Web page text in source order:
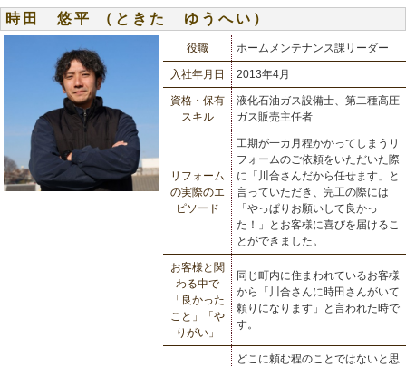
時田 悠平 （ときた ゆうへい）
役職 ホームメンテナンス課リーダー
入社年月日 2013年4月
資格・保有
スキル
液化石油ガス設備士、第二種高圧
ガス販売主任者
リフォーム
の実際のエ
ピソード
工期が一カ月程かかってしまうリ
フォームのご依頼をいただいた際
に「川合さんだから任せます」と
言っていただき、完工の際には
「やっぱりお願いして良かっ
た！」とお客様に喜びを届けるこ
とができました。
お客様と関
わる中で
「良かった
こと」「や
りがい」
同じ町内に住まわれているお客様
から「川合さんに時田さんがいて
頼りになります」と言われた時で
す。
どこに頼む程のことではないと思